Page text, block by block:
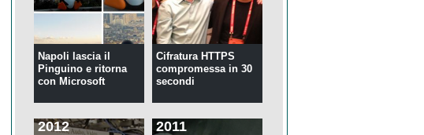
Napoli lascia il
Pinguino e ritorna
con Microsoft
Cifratura HTTPS
compromessa in 30
secondi
2012 2011